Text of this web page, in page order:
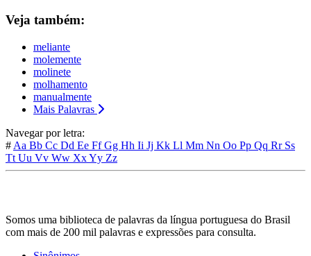
Veja também:
meliante
molemente
molinete
molhamento
manualmente
Mais Palavras
Navegar por letra:
# Aa Bb Cc Dd Ee FfGg Hh Ii Jj Kk Ll Mm Nn Oo Pp Qq Rr Ss
Tt Uu Vv Ww XxYy Zz
Somos uma biblioteca de palavras da língua portuguesa do Brasil
com mais de 200 mil palavras e expressões para consulta.